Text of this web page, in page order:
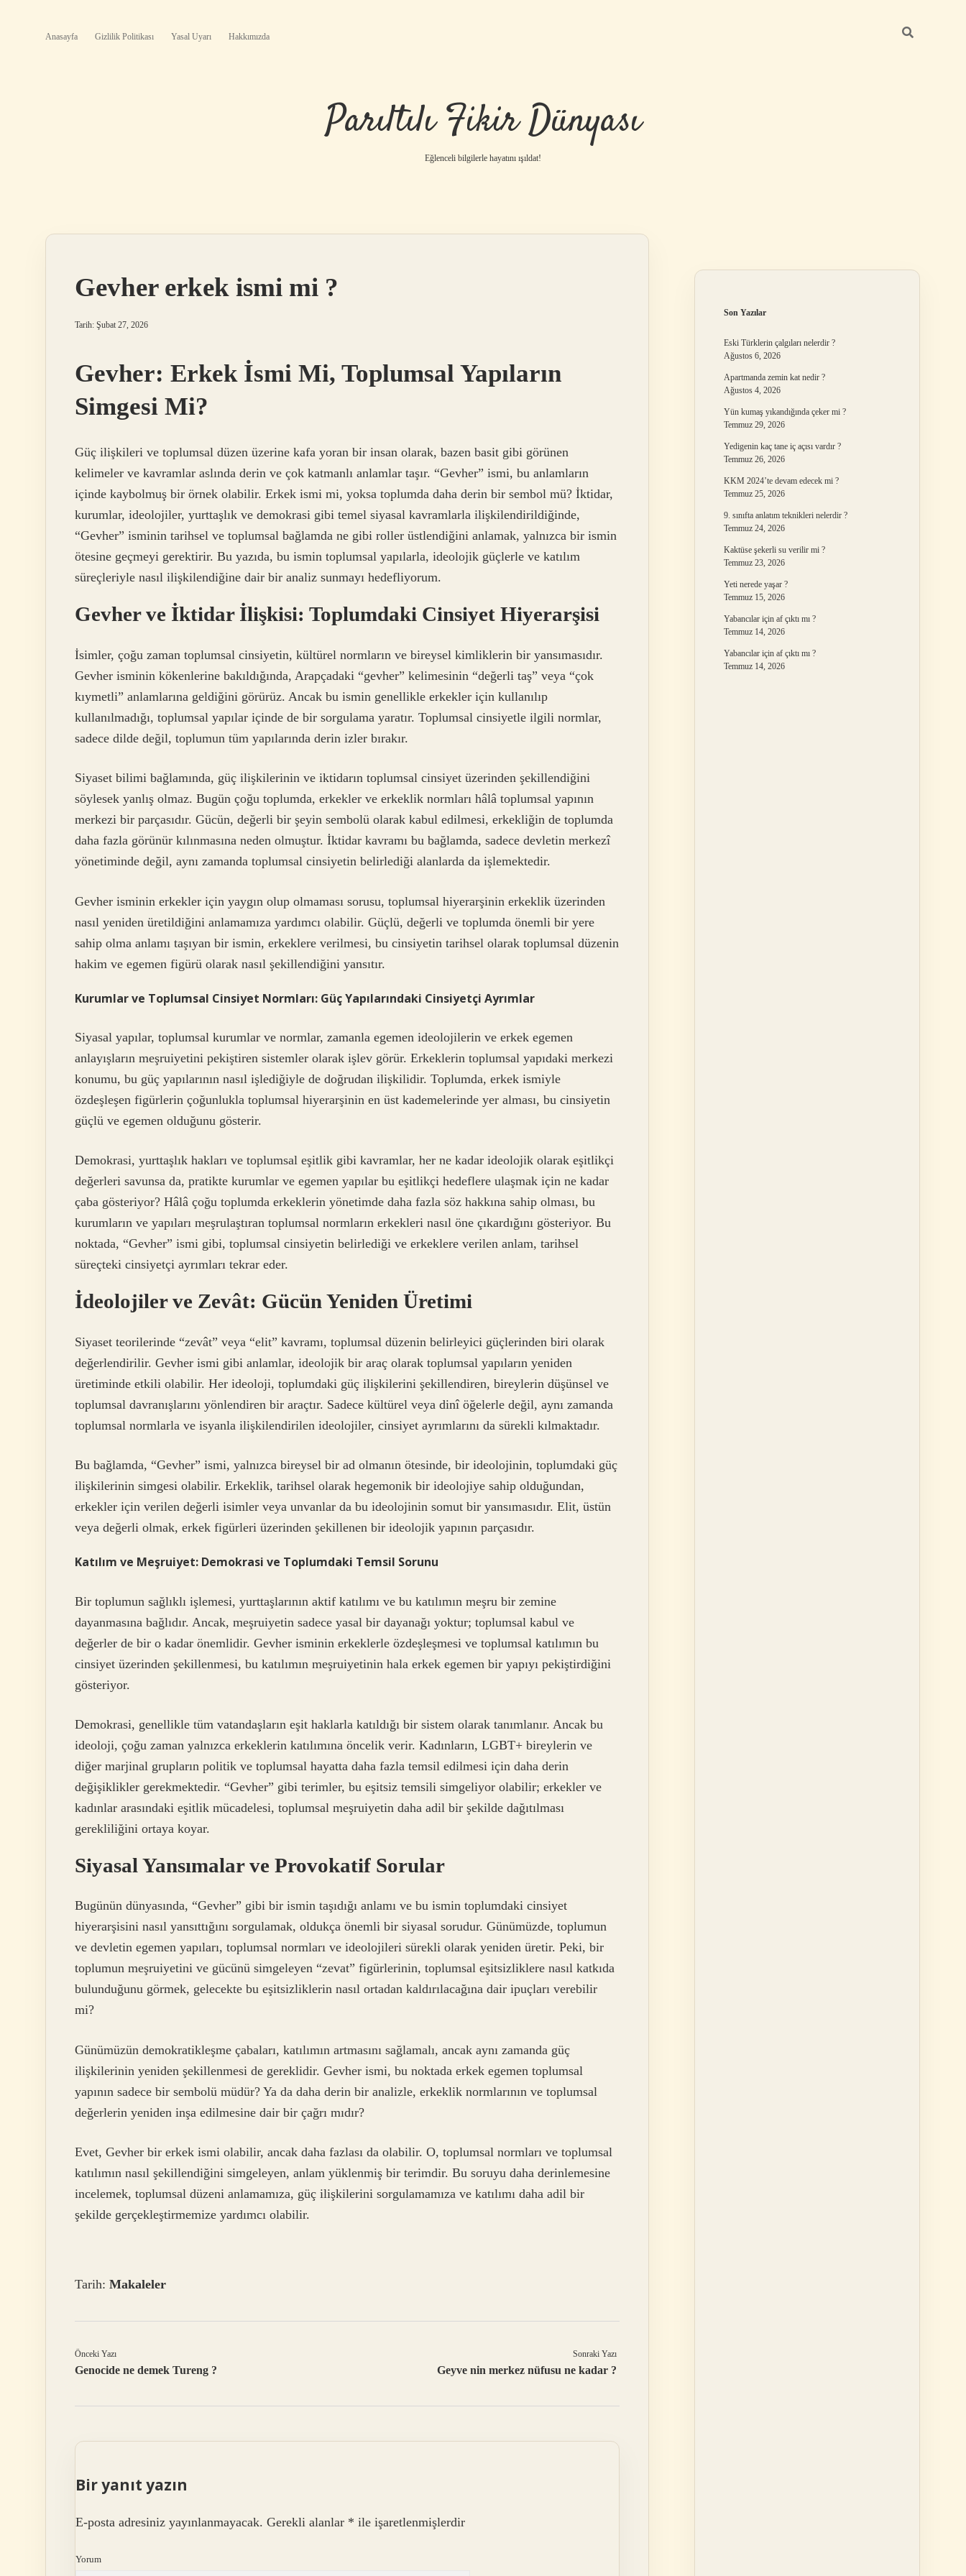
Anasayfa Gizlilik Politikası Yasal Uyarı Hakkımızda
Parıltılı Fikir Dünyası
Eğlenceli bilgilerle hayatını ışıldat!
Gevher erkek ismi mi ?
Tarih: Şubat 27, 2026
Gevher: Erkek İsmi Mi, Toplumsal Yapıların
Simgesi Mi?
Güç ilişkileri ve toplumsal düzen üzerine kafa yoran bir insan olarak, bazen basit gibi görünen
kelimeler ve kavramlar aslında derin ve çok katmanlı anlamlar taşır. “Gevher” ismi, bu anlamların
içinde kaybolmuş bir örnek olabilir. Erkek ismi mi, yoksa toplumda daha derin bir sembol mü? İktidar,
kurumlar, ideolojiler, yurttaşlık ve demokrasi gibi temel siyasal kavramlarla ilişkilendirildiğinde,
“Gevher” isminin tarihsel ve toplumsal bağlamda ne gibi roller üstlendiğini anlamak, yalnızca bir ismin
ötesine geçmeyi gerektirir. Bu yazıda, bu ismin toplumsal yapılarla, ideolojik güçlerle ve katılım
süreçleriyle nasıl ilişkilendiğine dair bir analiz sunmayı hedefliyorum.
Gevher ve İktidar İlişkisi: Toplumdaki Cinsiyet Hiyerarşisi
İsimler, çoğu zaman toplumsal cinsiyetin, kültürel normların ve bireysel kimliklerin bir yansımasıdır.
Gevher isminin kökenlerine bakıldığında, Arapçadaki “gevher” kelimesinin “değerli taş” veya “çok
kıymetli” anlamlarına geldiğini görürüz. Ancak bu ismin genellikle erkekler için kullanılıp
kullanılmadığı, toplumsal yapılar içinde de bir sorgulama yaratır. Toplumsal cinsiyetle ilgili normlar,
sadece dilde değil, toplumun tüm yapılarında derin izler bırakır.
Siyaset bilimi bağlamında, güç ilişkilerinin ve iktidarın toplumsal cinsiyet üzerinden şekillendiğini
söylesek yanlış olmaz. Bugün çoğu toplumda, erkekler ve erkeklik normları hâlâ toplumsal yapının
merkezi bir parçasıdır. Gücün, değerli bir şeyin sembolü olarak kabul edilmesi, erkekliğin de toplumda
daha fazla görünür kılınmasına neden olmuştur. İktidar kavramı bu bağlamda, sadece devletin merkezî
yönetiminde değil, aynı zamanda toplumsal cinsiyetin belirlediği alanlarda da işlemektedir.
Gevher isminin erkekler için yaygın olup olmaması sorusu, toplumsal hiyerarşinin erkeklik üzerinden
nasıl yeniden üretildiğini anlamamıza yardımcı olabilir. Güçlü, değerli ve toplumda önemli bir yere
sahip olma anlamı taşıyan bir ismin, erkeklere verilmesi, bu cinsiyetin tarihsel olarak toplumsal düzenin
hakim ve egemen figürü olarak nasıl şekillendiğini yansıtır.
Kurumlar ve Toplumsal Cinsiyet Normları: Güç Yapılarındaki Cinsiyetçi Ayrımlar
Siyasal yapılar, toplumsal kurumlar ve normlar, zamanla egemen ideolojilerin ve erkek egemen
anlayışların meşruiyetini pekiştiren sistemler olarak işlev görür. Erkeklerin toplumsal yapıdaki merkezi
konumu, bu güç yapılarının nasıl işlediğiyle de doğrudan ilişkilidir. Toplumda, erkek ismiyle
özdeşleşen figürlerin çoğunlukla toplumsal hiyerarşinin en üst kademelerinde yer alması, bu cinsiyetin
güçlü ve egemen olduğunu gösterir.
Demokrasi, yurttaşlık hakları ve toplumsal eşitlik gibi kavramlar, her ne kadar ideolojik olarak eşitlikçi
değerleri savunsa da, pratikte kurumlar ve egemen yapılar bu eşitlikçi hedeflere ulaşmak için ne kadar
çaba gösteriyor? Hâlâ çoğu toplumda erkeklerin yönetimde daha fazla söz hakkına sahip olması, bu
kurumların ve yapıları meşrulaştıran toplumsal normların erkekleri nasıl öne çıkardığını gösteriyor. Bu
noktada, “Gevher” ismi gibi, toplumsal cinsiyetin belirlediği ve erkeklere verilen anlam, tarihsel
süreçteki cinsiyetçi ayrımları tekrar eder.
İdeolojiler ve Zevât: Gücün Yeniden Üretimi
Siyaset teorilerinde “zevât” veya “elit” kavramı, toplumsal düzenin belirleyici güçlerinden biri olarak
değerlendirilir. Gevher ismi gibi anlamlar, ideolojik bir araç olarak toplumsal yapıların yeniden
üretiminde etkili olabilir. Her ideoloji, toplumdaki güç ilişkilerini şekillendiren, bireylerin düşünsel ve
toplumsal davranışlarını yönlendiren bir araçtır. Sadece kültürel veya dinî öğelerle değil, aynı zamanda
toplumsal normlarla ve isyanla ilişkilendirilen ideolojiler, cinsiyet ayrımlarını da sürekli kılmaktadır.
Bu bağlamda, “Gevher” ismi, yalnızca bireysel bir ad olmanın ötesinde, bir ideolojinin, toplumdaki güç
ilişkilerinin simgesi olabilir. Erkeklik, tarihsel olarak hegemonik bir ideolojiye sahip olduğundan,
erkekler için verilen değerli isimler veya unvanlar da bu ideolojinin somut bir yansımasıdır. Elit, üstün
veya değerli olmak, erkek figürleri üzerinden şekillenen bir ideolojik yapının parçasıdır.
Katılım ve Meşruiyet: Demokrasi ve Toplumdaki Temsil Sorunu
Bir toplumun sağlıklı işlemesi, yurttaşlarının aktif katılımı ve bu katılımın meşru bir zemine
dayanmasına bağlıdır. Ancak, meşruiyetin sadece yasal bir dayanağı yoktur; toplumsal kabul ve
değerler de bir o kadar önemlidir. Gevher isminin erkeklerle özdeşleşmesi ve toplumsal katılımın bu
cinsiyet üzerinden şekillenmesi, bu katılımın meşruiyetinin hala erkek egemen bir yapıyı pekiştirdiğini
gösteriyor.
Demokrasi, genellikle tüm vatandaşların eşit haklarla katıldığı bir sistem olarak tanımlanır. Ancak bu
ideoloji, çoğu zaman yalnızca erkeklerin katılımına öncelik verir. Kadınların, LGBT+ bireylerin ve
diğer marjinal grupların politik ve toplumsal hayatta daha fazla temsil edilmesi için daha derin
değişiklikler gerekmektedir. “Gevher” gibi terimler, bu eşitsiz temsili simgeliyor olabilir; erkekler ve
kadınlar arasındaki eşitlik mücadelesi, toplumsal meşruiyetin daha adil bir şekilde dağıtılması
gerekliliğini ortaya koyar.
Siyasal Yansımalar ve Provokatif Sorular
Bugünün dünyasında, “Gevher” gibi bir ismin taşıdığı anlamı ve bu ismin toplumdaki cinsiyet
hiyerarşisini nasıl yansıttığını sorgulamak, oldukça önemli bir siyasal sorudur. Günümüzde, toplumun
ve devletin egemen yapıları, toplumsal normları ve ideolojileri sürekli olarak yeniden üretir. Peki, bir
toplumun meşruiyetini ve gücünü simgeleyen “zevat” figürlerinin, toplumsal eşitsizliklere nasıl katkıda
bulunduğunu görmek, gelecekte bu eşitsizliklerin nasıl ortadan kaldırılacağına dair ipuçları verebilir
mi?
Günümüzün demokratikleşme çabaları, katılımın artmasını sağlamalı, ancak aynı zamanda güç
ilişkilerinin yeniden şekillenmesi de gereklidir. Gevher ismi, bu noktada erkek egemen toplumsal
yapının sadece bir sembolü müdür? Ya da daha derin bir analizle, erkeklik normlarının ve toplumsal
değerlerin yeniden inşa edilmesine dair bir çağrı mıdır?
Evet, Gevher bir erkek ismi olabilir, ancak daha fazlası da olabilir. O, toplumsal normları ve toplumsal
katılımın nasıl şekillendiğini simgeleyen, anlam yüklenmiş bir terimdir. Bu soruyu daha derinlemesine
incelemek, toplumsal düzeni anlamamıza, güç ilişkilerini sorgulamamıza ve katılımı daha adil bir
şekilde gerçekleştirmemize yardımcı olabilir.
Tarih: Makaleler
Önceki Yazı
Genocide ne demek Tureng ?
Sonraki Yazı
Geyve nin merkez nüfusu ne kadar ?
Bir yanıt yazın
E-posta adresiniz yayınlanmayacak. Gerekli alanlar * ile işaretlenmişlerdir
Yorum
Son Yazılar
Eski Türklerin çalgıları nelerdir ?
Ağustos 6, 2026
Apartmanda zemin kat nedir ?
Ağustos 4, 2026
Yün kumaş yıkandığında çeker mi ?
Temmuz 29, 2026
Yedigenin kaç tane iç açısı vardır ?
Temmuz 26, 2026
KKM 2024’te devam edecek mi ?
Temmuz 25, 2026
9. sınıfta anlatım teknikleri nelerdir ?
Temmuz 24, 2026
Kaktüse şekerli su verilir mi ?
Temmuz 23, 2026
Yeti nerede yaşar ?
Temmuz 15, 2026
Yabancılar için af çıktı mı ?
Temmuz 14, 2026
Yabancılar için af çıktı mı ?
Temmuz 14, 2026